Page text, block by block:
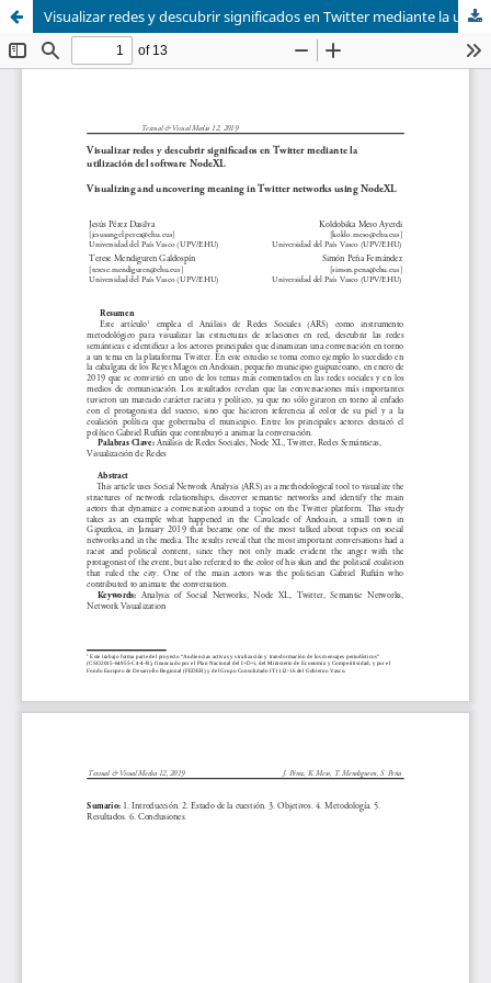
Visualizar redes y descubrir significados en Twitter mediante la utilización del software NodeXL